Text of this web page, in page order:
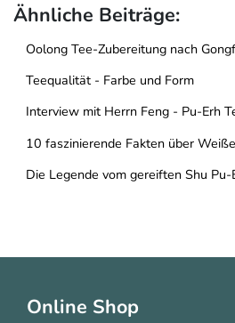
Ähnliche Beiträge:
Oolong Tee-Zubereitung nach
Teequalität - Farbe und Form
Interview mit Herrn Feng - Pu-Erh
10 faszinierende Fakten über
Die Legende vom gereiften Shu Pu-
Online Shop